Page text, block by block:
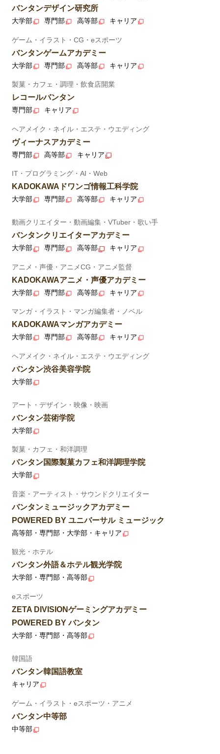
バンタンデザイン研究所
大学部 専門部 高等部 キャリア
ゲーム・イラスト・CG・eスポーツ
バンタンゲームアカデミー
大学部 専門部 高等部 キャリア
製菓・カフェ・調理・飲食店開業
レコールバンタン
専門部 キャリア
ヘアメイク・ネイル・エステ・ウエディング
ヴィーナスアカデミー
専門部 高等部 キャリア
IT・プログラミング・AI・Web
KADOKAWAドワンゴ情報工科学院
大学部 専門部 高等部 キャリア
動画クリエイター・動画編集・VTuber・歌い手
バンタンクリエイターアカデミー
大学部 専門部 高等部 キャリア
アニメ・声優・アニメCG・アニメ監督
KADOKAWAアニメ・声優アカデミー
大学部 専門部 高等部 キャリア
マンガ・イラスト・マンガ編集者・ノベル
KADOKAWAマンガアカデミー
大学部 専門部 高等部 キャリア
ヘアメイク・ネイル・エステ・ウエディング
バンタン渋谷美容学院
大学部
アート・デザイン・映像・映画
バンタン芸術学院
大学部
製菓・カフェ・和洋調理
バンタン国際製菓カフェ和洋調理学院
大学部
音楽・アーティスト・サウンドクリエイター
バンタンミュージックアカデミー
POWERED BY ユニバーサル ミュージック
高等部・専門部・大学部・キャリア
観光・ホテル
バンタン外語＆ホテル観光学院
大学部・専門部・高等部
eスポーツ
ZETA DIVISIONゲーミングアカデミー
POWERED BY バンタン
大学部・専門部・高等部
韓国語
バンタン韓国語教室
キャリア
ゲーム・イラスト・eスポーツ・アニメ
バンタン中等部
中等部